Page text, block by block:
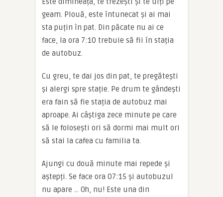
geam. Plouă, este întunecat și ai mai
sta puțin în pat. Din păcate nu ai ce
face, la ora 7:10 trebuie să fii în stația
de autobuz.
Cu greu, te dai jos din pat, te pregătești
și alergi spre stație. Pe drum te gândești
era fain să fie stația de autobuz mai
aproape. Ai câștiga zece minute pe care
să le folosești ori să dormi mai mult ori
să stai la cafea cu familia ta.
Ajungi cu două minute mai repede și
aștepți. Se face ora 07:15 și autobuzul
nu apare … Oh, nu! Este una din